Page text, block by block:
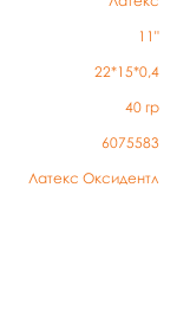
11"
22*15*0,4
40 гр
6075583
Латекс Оксидентл